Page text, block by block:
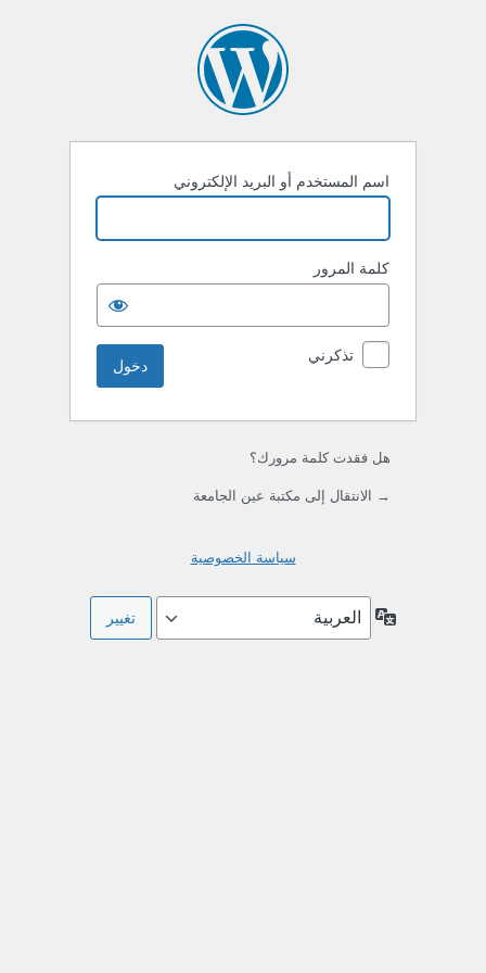
اسم المستخدم أو البريد الإلكتروني
كلمة المرور
تذكرني
هل فقدت كلمة مرورك؟
→ الانتقال إلى مكتبة عين الجامعة
سياسة الخصوصية
اللغة